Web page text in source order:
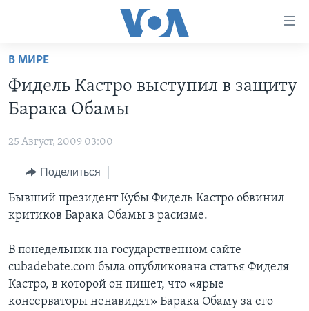
Перейти
основной
контент
Перейти
навигации
Перейти
ПРОГРАММЫ
НОВОСТИ ЗА МИНУТУ
ИТОГИ
ПОЧЕМУ ЭТО ВАЖНО?
ДИСКУССИЯ VOA
ДЕТАЛИ
НЬЮ-ЙОРК NEW YORK
АМЕРИКА. БОЛЬШОЕ ПУТЕШЕСТВИЕ
ПРОЕКТЫ
УЧИМ АНГЛИЙСКИЙ
НАША АМЕРИКАНСКАЯ ИСТОРИЯ
А КАК В АМЕРИКЕ?
АРТЕФАКТЫ
АМЕРИКАНСКИЕ ГОРОДКИ
ТЕСТЫ
ЭКСПЕРТИЗА
ИНТЕРВЬЮ
ФАКТЫ ПРОТИВ ФЕЙКОВ
ЗА СВОБОДУ ПРЕССЫ
УЧИМ АНГЛИЙСКИЙ
ВИДЕО
ПОДПИСКА НА НОВОСТИ
В МИРЕ
Фидель Кастро выступил в защиту
Барака Обамы
25 Август, 2009 03:00
Поделиться
Бывший президент Кубы Фидель Кастро обвинил
критиков Барака Обамы в расизме.
В понедельник на государственном сайте
cubadebate.com была опубликована статья Фиделя
Кастро, в которой он пишет, что «ярые
консерваторы ненавидят» Барака Обаму за его